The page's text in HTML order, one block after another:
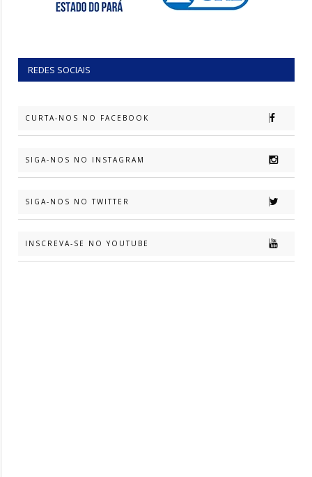
REDES SOCIAIS
CURTA-NOS NO FACEBOOK
SIGA-NOS NO INSTAGRAM
SIGA-NOS NO TWITTER
INSCREVA-SE NO YOUTUBE